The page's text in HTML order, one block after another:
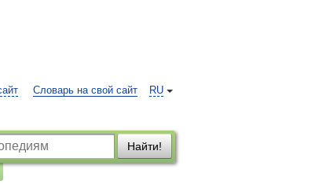
RU
Словарь на свой сайт
Найти!